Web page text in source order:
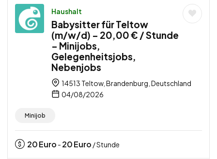
Haushalt
Babysitter für Teltow
(m/w/d) – 20,00 € / Stunde
– Minijobs,
Gelegenheitsjobs,
Nebenjobs
14513 Teltow, Brandenburg, Deutschland
04/08/2026
Minijob
20Euro - 20Euro / Stunde